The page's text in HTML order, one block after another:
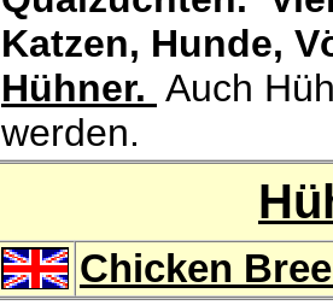
Katzen, Hunde,
Hühner. Auch
werden.
Chicken